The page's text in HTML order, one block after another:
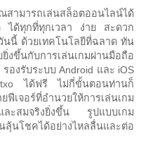
ามารถเล่นสล็อตออนไลน์ได้
ได้ทุกที่ทุกเวลา ง่าย สะดวก
นนี้ ด้วยเทคโนโลยีที่ฉลาด ทัน
งขึ้นกับการเล่นเกมผ่านมือถือ
องรับระบบ Android และ iOS
ได้ฟรี ไม่กี่ขั้นตอนท่านก็
เจอร์ที่อำนวยให้การเล่นเกม
ละสมจริงยิ่งขึ้น รูปแบบเกม
ลุ้นโชคได้อย่างไหลลื่นและต่อ